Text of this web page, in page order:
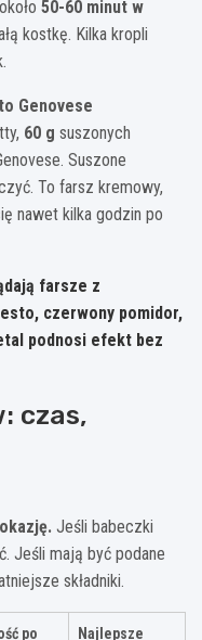
50-60 minut w
kostkę. Kilka kropli
Genovese
60 g suszonych
Suszone
To farsz kremowy,
nawet kilka godzin po
farsze z
czerwony pomidor,
podnosi efekt bez
czas,
Jeśli babeczki
Jeśli mają być podane
składniki.
po
Najlepsze